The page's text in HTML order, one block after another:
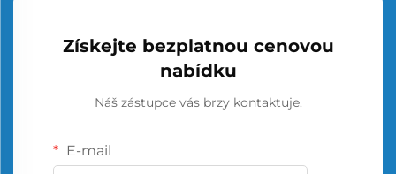
Získejte bezplatnou cenovou
nabídku
Náš zástupce vás brzy kontaktuje.
E-mail